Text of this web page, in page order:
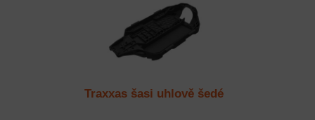
Traxxas šasi uhlově šedé